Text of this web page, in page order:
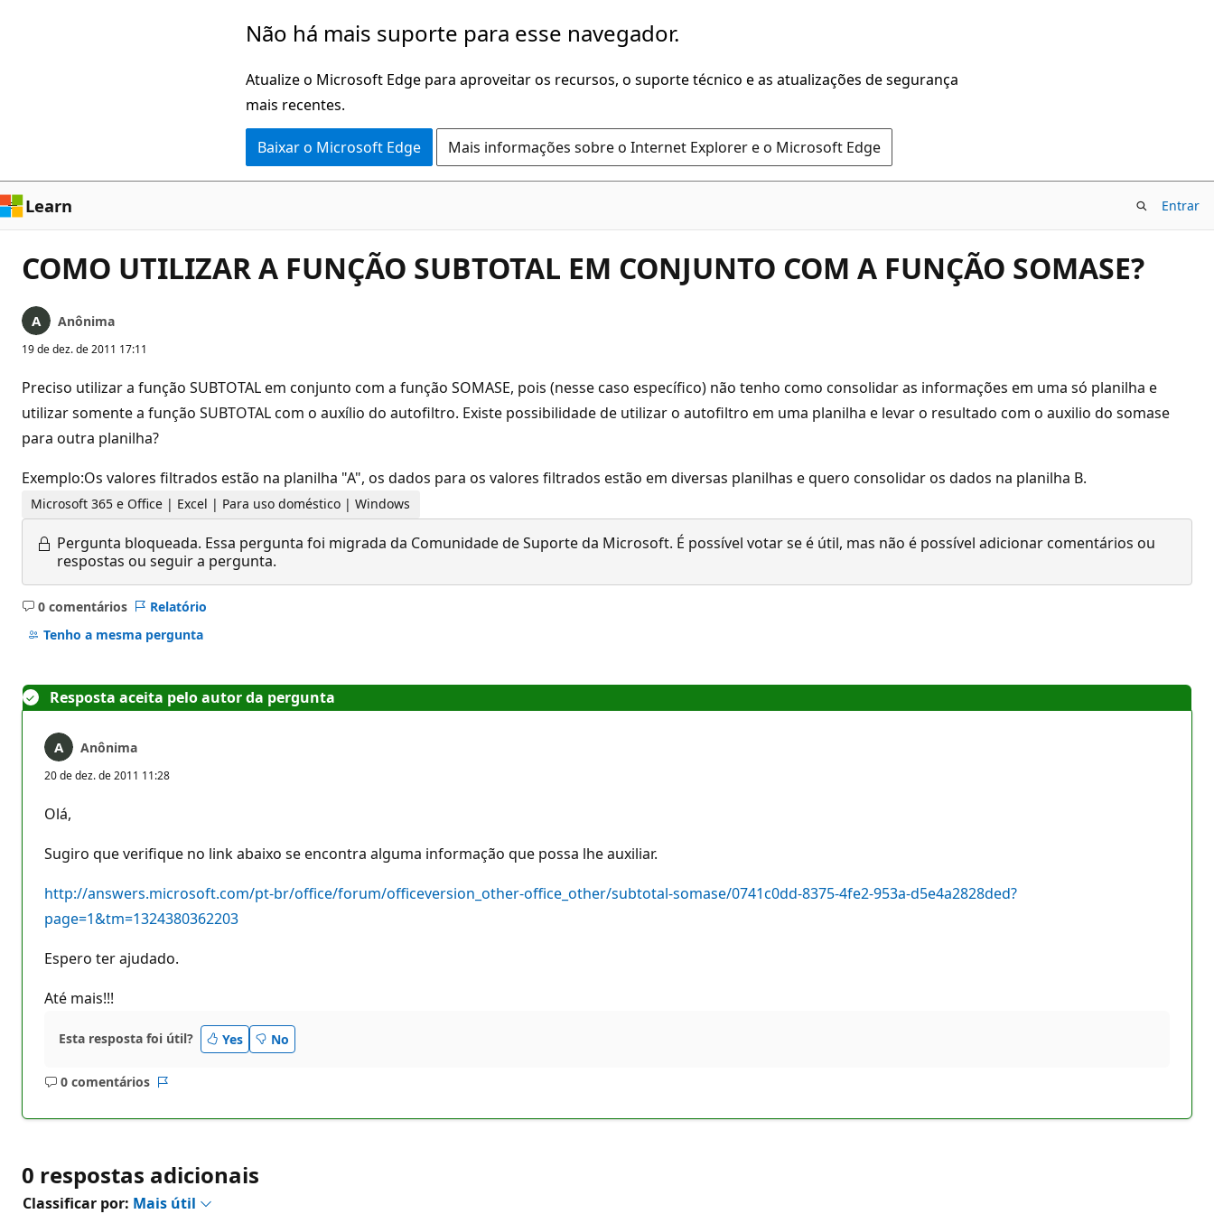
Não há mais suporte para esse navegador.
Atualize o Microsoft Edge para aproveitar os recursos, o suporte técnico e as atualizações de segurança
mais recentes.
Baixar o Microsoft Edge Mais informações sobre o Internet Explorer e o Microsoft Edge
Learn Entrar
COMO UTILIZAR A FUNÇÃO SUBTOTAL EM CONJUNTO COM A FUNÇÃO SOMASE?
Anônima
19 de dez. de 2011 17:11
Preciso utilizar a função SUBTOTAL em conjunto com a função SOMASE, pois (nesse caso específico) não tenho como consolidar as informações em uma só planilha e
utilizar somente a função SUBTOTAL com o auxílio do autofiltro. Existe possibilidade de utilizar o autofiltro em uma planilha e levar o resultado com o auxilio do somase
para outra planilha?
Exemplo:Os valores filtrados estão na planilha "A", os dados para os valores filtrados estão em diversas planilhas e quero consolidar os dados na planilha B.
Microsoft 365 e Office | Excel | Para uso doméstico | Windows
Pergunta bloqueada. Essa pergunta foi migrada da Comunidade de Suporte da Microsoft. É possível votar se é útil, mas não é possível adicionar comentários ou
respostas ou seguir a pergunta.
0 comentários
Sem
comentários
Relatório
Tenho a mesma pergunta
Resposta aceita pelo autor da pergunta
Anônima
20 de dez. de 2011 11:28
Olá,
Sugiro que verifique no link abaixo se encontra alguma informação que possa lhe auxiliar.
http://answers.microsoft.com/pt-br/office/forum/officeversion_other-office_other/subtotal-somase/0741c0dd-8375-4fe2-953a-d5e4a2828ded?
page=1&tm=1324380362203
Espero ter ajudado.
Até mais!!!
Esta resposta foi útil? Yes No
0 comentários
Sem
0 respostas adicionais
Classificar por: Mais útil